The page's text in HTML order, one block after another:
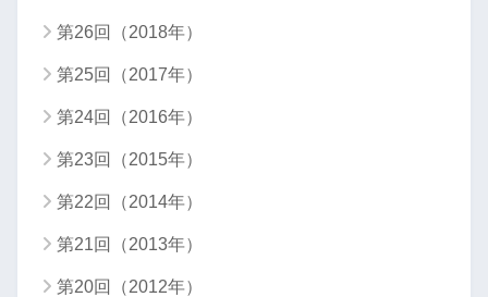
第26回（2018年）
第25回（2017年）
第24回（2016年）
第23回（2015年）
第22回（2014年）
第21回（2013年）
第20回（2012年）